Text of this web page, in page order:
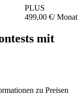
PLUS
499,00 €/ Monat
mit
zu Preisen